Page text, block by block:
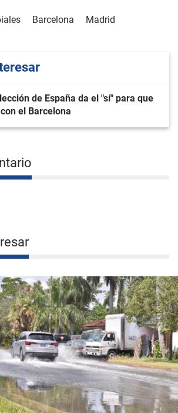
Barcelona Madrid
de España da el "sí" para que
el Barcelona